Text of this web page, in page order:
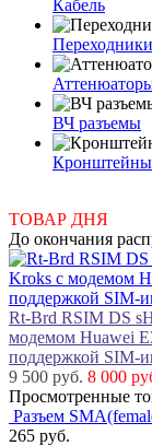
Кабель
ВЧ разъемы
ТОВАР ДНЯ
До окончания
Rt-Brd RSIM DS
модемом Huawei
поддержкой SIM-
9 500 руб. 8 000
Просмотренные
Разъем
265 руб.